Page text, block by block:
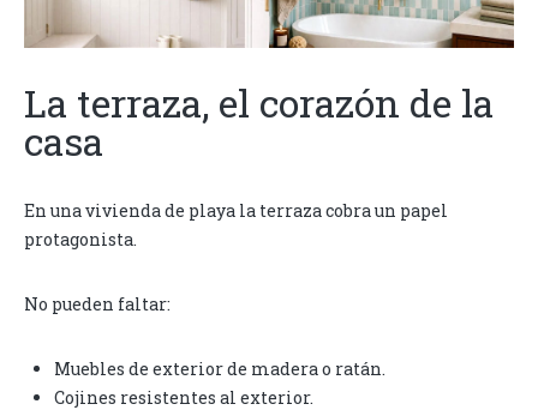
La terraza, el corazón de la
casa
En una vivienda de playa la terraza cobra un papel
protagonista.
No pueden faltar:
Muebles de exterior de madera o ratán.
Cojines resistentes al exterior.